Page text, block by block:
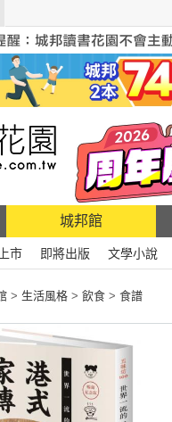
城邦館
市 即將出版 文學小說
> 生活風格 > 飲食 > 食譜